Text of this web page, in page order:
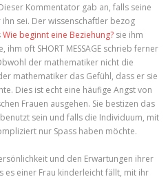
Kommentator gab an, falls seine
sei. Der wissenschaftler bezog
Wie beginnt eine Beziehung? sie ihm
ihm oft SHORT MESSAGE schrieb ferner
der mathematiker nicht die
mathematiker das Gefühl, dass er sie
Dies ist echt eine häufige Angst von
Frauen ausgehen. Sie bestizen das
sein und falls die Individuum, mit
nur Spass haben möchte.
und den Erwartungen ihrer
es einer Frau kinderleicht fällt, mit ihr